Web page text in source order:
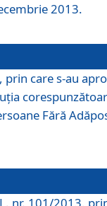
2013.
prin care s-au
Fără